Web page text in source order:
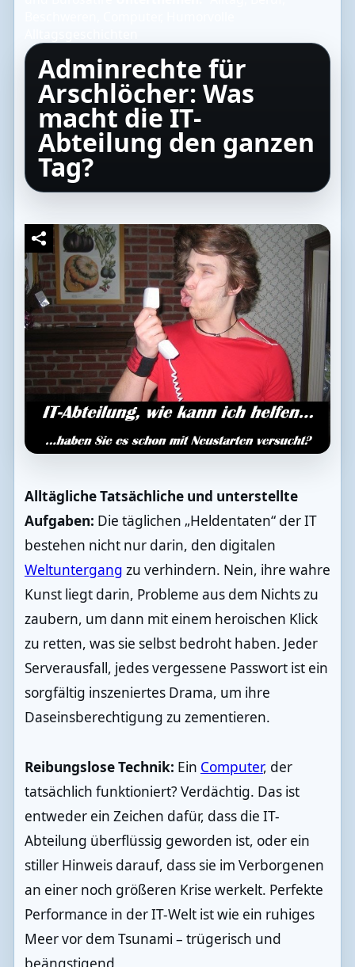
Adminrechte für
Arschlöcher: Was
macht die IT-
Abteilung den ganzen
Tag?
Alltägliche Tatsächliche und unterstellte
Aufgaben: Die täglichen „Heldentaten“ der IT
bestehen nicht nur darin, den digitalen
Weltuntergang zu verhindern. Nein, ihre wahre
Kunst liegt darin, Probleme aus dem Nichts zu
zaubern, um dann mit einem heroischen Klick
zu retten, was sie selbst bedroht haben. Jeder
Serverausfall, jedes vergessene Passwort ist ein
sorgfältig inszeniertes Drama, um ihre
Daseinsberechtigung zu zementieren.
Reibungslose Technik: Ein Computer, der
tatsächlich funktioniert? Verdächtig. Das ist
entweder ein Zeichen dafür, dass die IT-
Abteilung überflüssig geworden ist, oder ein
stiller Hinweis darauf, dass sie im Verborgenen
an einer noch größeren Krise werkelt. Perfekte
Performance in der IT-Welt ist wie ein ruhiges
Meer vor dem Tsunami – trügerisch und
beängstigend.